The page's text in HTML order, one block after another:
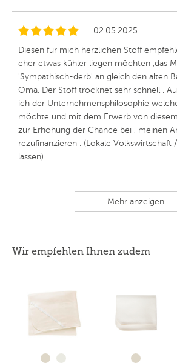
02.05.2025
Diesen für mich herzlichen Stoff
eher etwas kühler liegen möchten ,das
'Sympathisch-derb' an gleich den alten
Oma. Der Stoff trocknet sehr schnell .
ich der Unternehmensphilosophie
möchte und mit dem Erwerb von
zur Erhöhung der Chance bei , meinen
rezufinanzieren . (Lokale Volkswirtschaft
lassen).
Mehr anzeigen
Wir empfehlen Ihnen zudem